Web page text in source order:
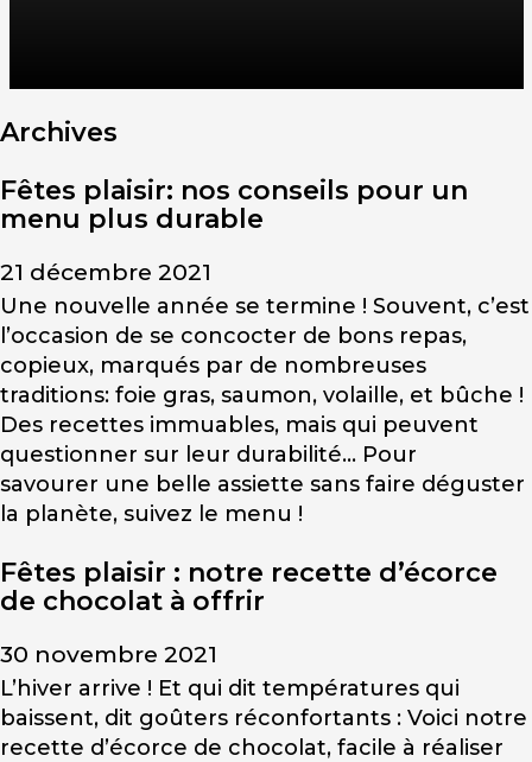
Archives
Fêtes plaisir: nos conseils pour un
menu plus durable
21 décembre 2021
Une nouvelle année se termine ! Souvent, c’est
l’occasion de se concocter de bons repas,
copieux, marqués par de nombreuses
traditions: foie gras, saumon, volaille, et bûche !
Des recettes immuables, mais qui peuvent
questionner sur leur durabilité… Pour
savourer une belle assiette sans faire déguster
la planète, suivez le menu !
Fêtes plaisir : notre recette d’écorce
de chocolat à offrir
30 novembre 2021
L’hiver arrive ! Et qui dit températures qui
baissent, dit goûters réconfortants : Voici notre
recette d’écorce de chocolat, facile à réaliser